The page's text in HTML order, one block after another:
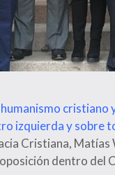
cristiano
izquierda y sobre
Cristiana,
dentro del